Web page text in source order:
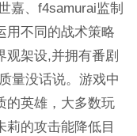
嘉、f4samurai监制
用不同的战术策略
观架设,并拥有番剧
量没话说。游戏中
的英雄，大多数玩
莉的攻击能降低目